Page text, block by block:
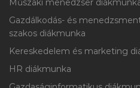
Műszaki menedzser
Gazdálkodás- és
szakos diákmunka
Kereskedelem és marketing
HR diákmunka